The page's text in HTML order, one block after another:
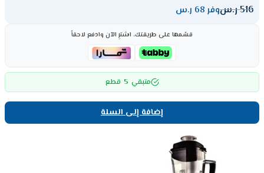
516ر.سوفر 68 ر.س
قسّمها على طريقتك، اشترِ الآن وادفع لاحقاً
متبقي 5 قطع
إضافة إلى السلة